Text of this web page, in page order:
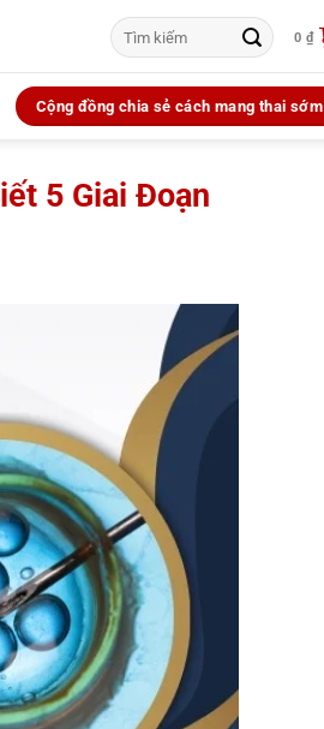
Tìm
kiếm:
0 ₫
Cộng đồng chia sẻ cách mang thai sớm
5 Giai Đoạn